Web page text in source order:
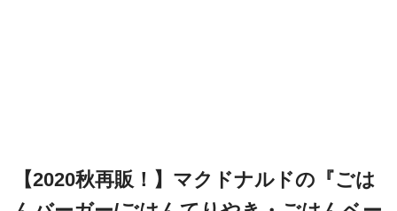
【2020秋再販！】マクドナルドの『ごは